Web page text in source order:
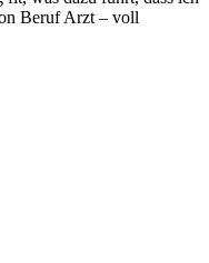
Beruf Arzt – voll